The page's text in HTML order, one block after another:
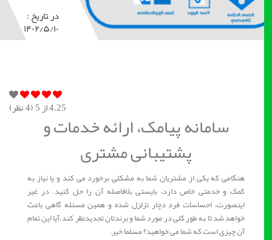
در تاریخ :
۱۴۰۲/۵/۱۰
4.25از 5 ( 4نظر)
سامانه پیامک، ارائه خدمات و
پشتیبانی مشتری
هنگامی که یکی از مشتریان شما به مشکلی برخورد می کند و یا نیاز به
کمک و خدمتی خاص دارد، بایستی بلافاصله آن را حل کنید. در غیر
اینصورت، احساسات فرد دچار تزلزل شده و همین مسئله گاهی باعث
خواهد شد تا به طور کلی در مورد شما و برندتان تجدیدنظر کند.آیا این تمام
آن چیزی است که شما می خواهید؟ مسلما خیر.